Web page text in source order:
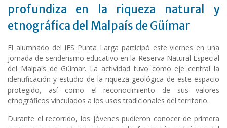
profundiza en la riqueza natural y
etnográfica del Malpaís de Güímar
El alumnado del IES Punta Larga participó este viernes en una
jornada de senderismo educativo en la Reserva Natural Especial
del Malpaís de Güímar. La actividad tuvo como eje central la
identificación y estudio de la riqueza geológica de este espacio
protegido, así como el reconocimiento de sus valores
etnográficos vinculados a los usos tradicionales del territorio.
Durante el recorrido, los jóvenes pudieron conocer de primera